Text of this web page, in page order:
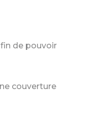
de pouvoir
couverture